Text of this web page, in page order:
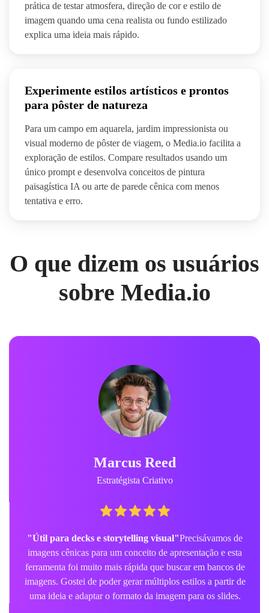
prática de testar atmosfera, direção de cor e estilo de
imagem quando uma cena realista ou fundo estilizado
explica uma ideia mais rápido.
Experimente estilos artísticos e prontos
para pôster de natureza
Para um campo em aquarela, jardim impressionista ou
visual moderno de pôster de viagem, o Media.io facilita a
exploração de estilos. Compare resultados usando um
único prompt e desenvolva conceitos de pintura
paisagística IA ou arte de parede cênica com menos
tentativa e erro.
O que dizem os usuários
sobre Media.io
Aiko Sato
Criadora de Conteúdo
"Fácil de usar no celular e desktop"Testei primeiro no
laptop e depois no celular enquanto viajava. O workflow no
navegador é simples e os resultados ficaram incrivelmente
polidos para cenas de fantasia e natureza.